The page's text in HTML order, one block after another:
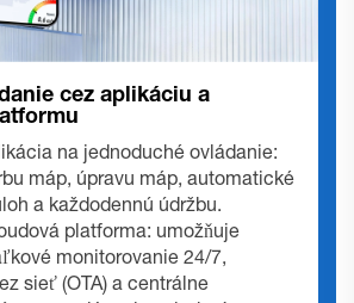
cez aplikáciu a
na jednoduché ovládanie:
máp, úpravu máp, automatické
a každodennú údržbu.
platforma: umožňuje
monitorovanie 24/7,
sieť (OTA) a centrálne